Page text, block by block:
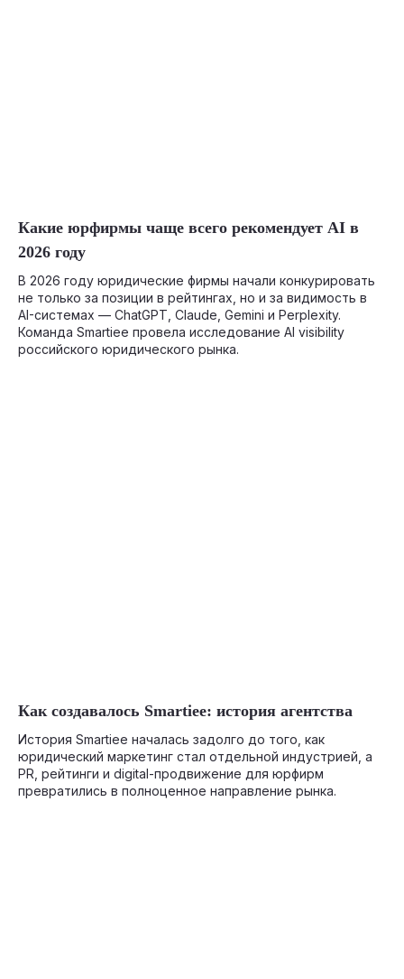
Какие юрфирмы чаще всего рекомендует AI в
2026 году
В 2026 году юридические фирмы начали конкурировать
не только за позиции в рейтингах, но и за видимость в
AI-системах — ChatGPT, Claude, Gemini и Perplexity.
Команда Smartiee провела исследование AI visibility
российского юридического рынка.
Как создавалось Smartiee: история агентства
История Smartiee началась задолго до того, как
юридический маркетинг стал отдельной индустрией, а
PR, рейтинги и digital-продвижение для юрфирм
превратились в полноценное направление рынка.